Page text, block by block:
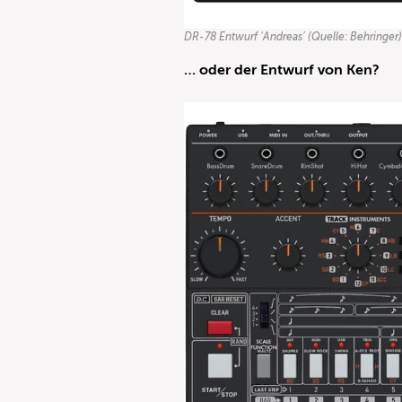
DR-78 Entwurf ‘Andreas’ (Quelle: Behringer)
… oder der Entwurf von Ken?